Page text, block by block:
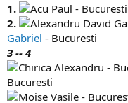
1.
2.
Gabriel - Bucuresti
3 -- 4
Bucuresti